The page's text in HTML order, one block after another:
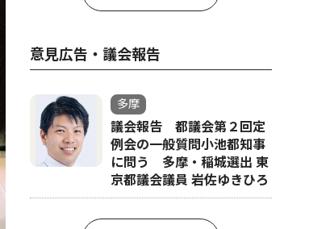
意見広告・議会報告
多摩
議会報告 都議会第２回定
例会の一般質問小池都知事
に問う 多摩・稲城選出 東
京都議会議員 岩佐ゆきひろ